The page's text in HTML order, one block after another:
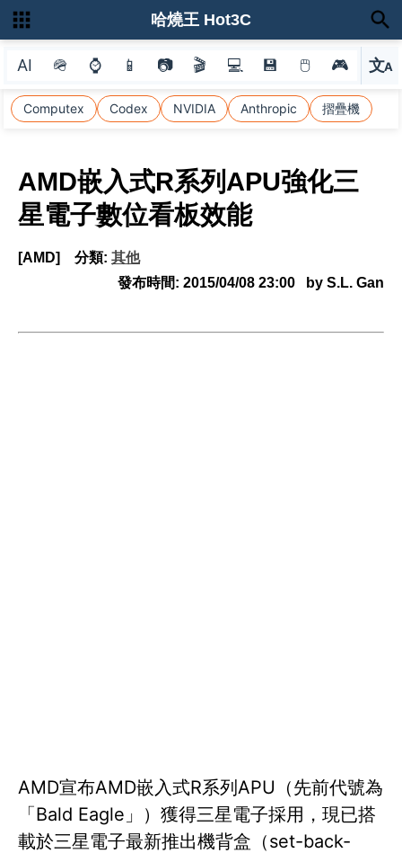
AI 🪖 ⌚ 📱 📷 🎬 💻 💾 🖱 🎮 文A
選
Computex Codex NVIDIA Anthropic 摺疊機
哈燒王 Hot3C
AMD嵌入式R系列APU強化三
星電子數位看板效能
[AMD] 分類: 其他
發布時間: 2015/04/08 23:00 by S.L. Gan
AMD宣布AMD嵌入式R系列APU（先前代號為
「Bald Eagle」）獲得三星電子採用，現已搭
載於三星電子最新推出機背盒（set-back-